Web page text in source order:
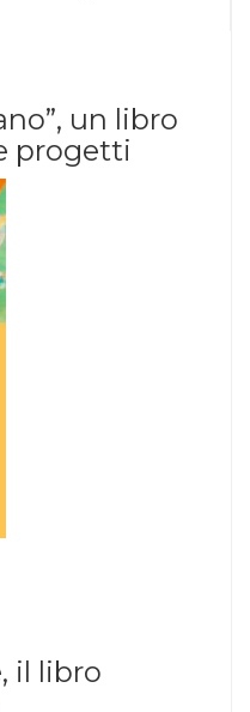
un libro
progetti
il libro